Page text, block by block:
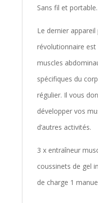
Sans fil et portable.
Le dernier
révolutionnaire
muscles
spécifiques du
régulier. Il vous
développer vos
d’autres activités.
3 x entraîneur
coussinets de gel
de charge 1